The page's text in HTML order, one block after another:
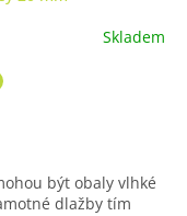
Skladem
být obaly vlhké
dlažby tím